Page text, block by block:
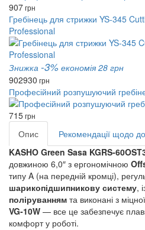
907грн
Гребінець для стрижки YS-345
Professional
Знижка -3% економія 28 грн
902930 грн
Професійний розпушуючий
715грн
Опис
Рекомендації щодо
KASHO Green Sasa
довжиною 6,0″ з ергономічною
типу A (на передній кромці),
шарикопідшипникову систему,
поліруванням та виконані з
VG‑10W — все це забезпечує
комфорт у роботі.